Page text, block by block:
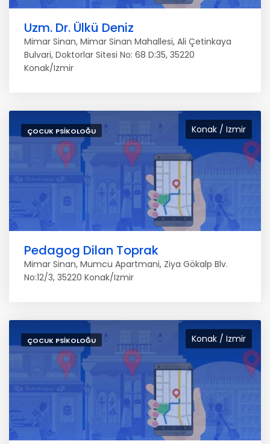
Uzm. Dr. Ülkü Deniz
Mimar Sinan, Mimar Sinan Mahallesi, Ali Çetinkaya
Bulvari, Doktorlar Sitesi No: 68 D:35, 35220
Konak/Izmir
Konak / Izmir
ÇOCUK PSIKOLOĞU
Pedagog Dilan Toprak
Mimar Sinan, Mumcu Apartmani, Ziya Gökalp Blv.
No:12/3, 35220 Konak/Izmir
Konak / Izmir
ÇOCUK PSIKOLOĞU